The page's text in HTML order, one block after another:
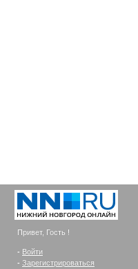
Привет, Гость !
- Войти
- Зарегистрироваться